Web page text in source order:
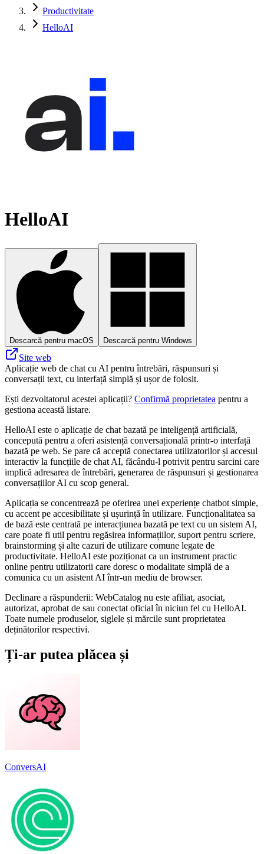
Productivitate
HelloAI
HelloAI
Descarcă pentru macOS Descarcă pentru Windows
Site web
Aplicație web de chat cu AI pentru întrebări, răspunsuri și
conversații text, cu interfață simplă și ușor de folosit.
Ești dezvoltatorul acestei aplicații? Confirmă proprietatea pentru a
gestiona această listare.
HelloAI este o aplicație de chat bazată pe inteligență artificială,
concepută pentru a oferi asistență conversațională printr-o interfață
bazată pe web. Se pare că acceptă conectarea utilizatorilor și accesul
interactiv la funcțiile de chat AI, făcându-l potrivit pentru sarcini care
implică adresarea de întrebări, generarea de răspunsuri și gestionarea
conversațiilor AI cu scop general.
Aplicația se concentrează pe oferirea unei experiențe chatbot simple,
cu accent pe accesibilitate și ușurință în utilizare. Funcționalitatea sa
de bază este centrată pe interacțiunea bazată pe text cu un sistem AI,
care poate fi util pentru regăsirea informațiilor, suport pentru scriere,
brainstorming și alte cazuri de utilizare comune legate de
productivitate. HelloAI este poziționat ca un instrument practic
online pentru utilizatorii care doresc o modalitate simplă de a
comunica cu un asistent AI într-un mediu de browser.
Declinare a răspunderii: WebCatalog nu este afiliat, asociat,
autorizat, aprobat de sau conectat oficial în niciun fel cu HelloAI.
Toate numele produselor, siglele și mărcile sunt proprietatea
deținătorilor respectivi.
Ți-ar putea plăcea și
ConversAI